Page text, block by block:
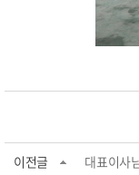
이전글
대표이사